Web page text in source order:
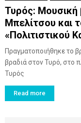
Τυρός: Μουσική
Μπελίτσου και
«Πολιτιστικού
Πραγματοποιήθηκε το
βραδιά στον Τυρό, στο
Τυρός
Read more